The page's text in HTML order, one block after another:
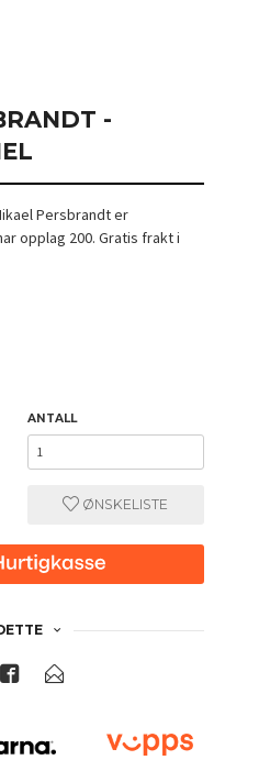
-
Persbrandt er
opplag 200. Gratis frakt i
ANTALL
ØNSKELISTE